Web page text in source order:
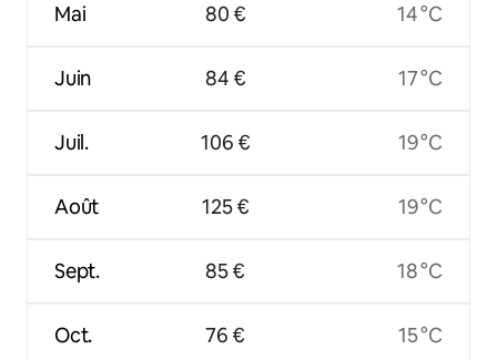
Mai
Juin
Juil.
Août
Sept.
Oct.
80 €
84 €
106 €
125 €
85 €
76 €
14 °C
17 °C
19 °C
19 °C
18 °C
15 °C